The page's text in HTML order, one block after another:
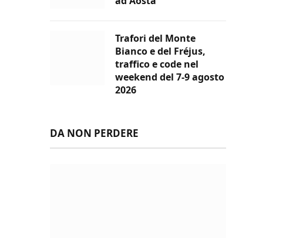
Trafori del Monte
Bianco e del Fréjus,
traffico e code nel
weekend del 7-9 agosto
2026
DA NON PERDERE